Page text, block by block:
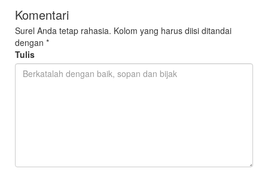
Komentari
Surel Anda tetap rahasia. Kolom yang harus diisi ditandai
dengan *
Tulis